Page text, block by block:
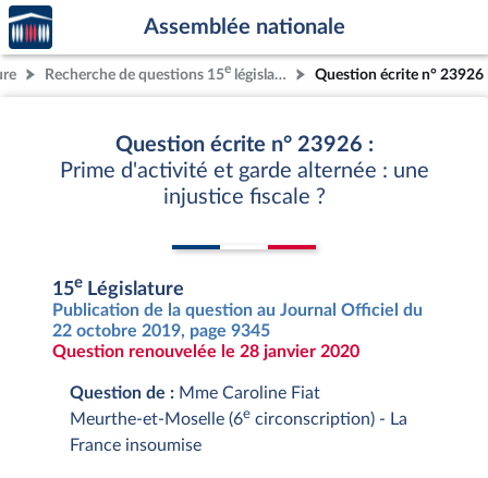
Aller au contenu
Aller en bas de la page
Accèder
à la
page
d'accueil
Assemblée nationale
Recherche de questions 15e législature Question écrite n° 23926
Question écrite n° 23926 :
Prime d'activité et garde alternée : une
injustice fiscale ?
15e Législature
Publication de la question au Journal Officiel du
22 octobre 2019, page 9345
Question renouvelée le 28 janvier 2020
Question de : Mme Caroline Fiat
Meurthe-et-Moselle (6e circonscription) - La
France insoumise